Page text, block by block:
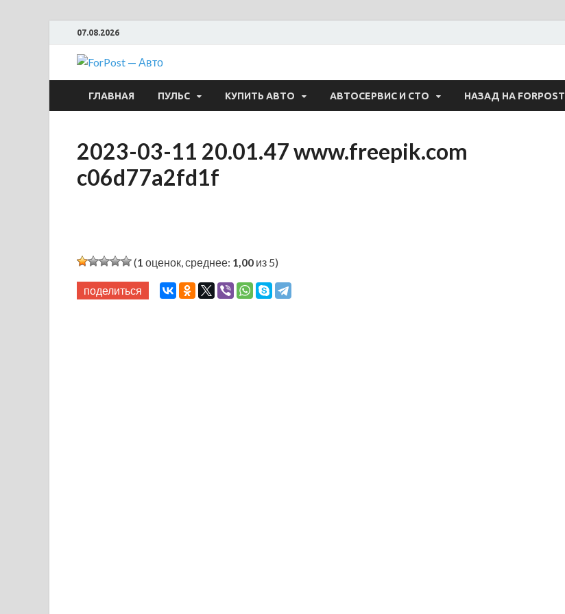
07.08.2026
ForPost — Авто
ГЛАВНАЯ ПУЛЬС КУПИТЬ АВТО АВТОСЕРВИС И СТО НАЗАД НА FORPOST
2023-03-11 20.01.47 www.freepik.com
c06d77a2fd1f
(1 оценок, среднее: 1,00 из 5)
поделиться